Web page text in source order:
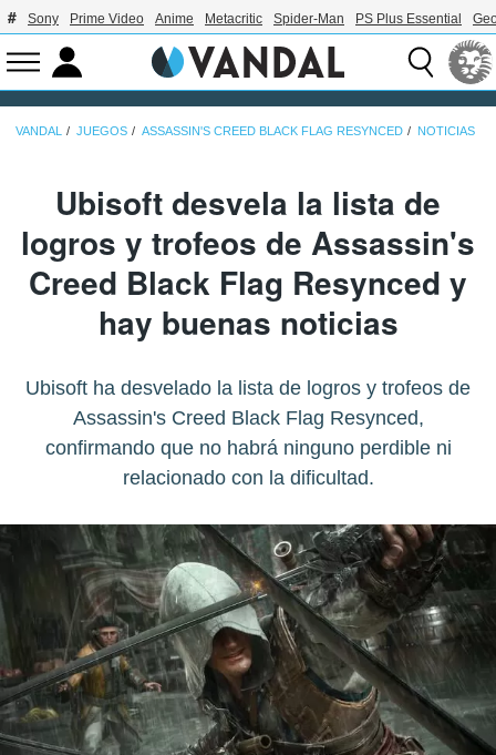
Sony Prime Video Anime Metacritic Spider-Man PS Plus Essential
VANDAL JUEGOS ASSASSIN'S CREED BLACK FLAG RESYNCED NOTICIAS
Ubisoft desvela la lista de
logros y trofeos de Assassin's
Creed Black Flag Resynced y
hay buenas noticias
Ubisoft ha desvelado la lista de logros y trofeos de
Assassin's Creed Black Flag Resynced,
confirmando que no habrá ninguno perdible ni
relacionado con la dificultad.